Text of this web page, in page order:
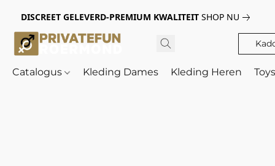
DISCREET GELEVERD-PREMIUM KWALITEIT SHOP NU
Catalogus Kleding Dames Kleding Heren